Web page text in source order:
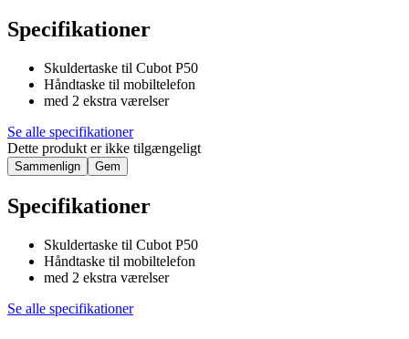
Specifikationer
Skuldertaske til Cubot P50
Håndtaske til mobiltelefon
med 2 ekstra værelser
Se alle specifikationer
Dette produkt er ikke tilgængeligt
Sammenlign Gem
Specifikationer
Skuldertaske til Cubot P50
Håndtaske til mobiltelefon
med 2 ekstra værelser
Se alle specifikationer